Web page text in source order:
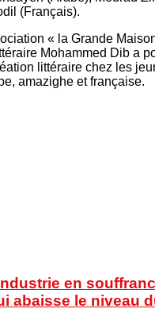
(Français).
« la Grande
Mohammed Dib a
littéraire chez les
amazighe et française.
en
abaisse le niveau